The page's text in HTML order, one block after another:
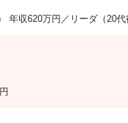
年収620万円／リーダ（20代